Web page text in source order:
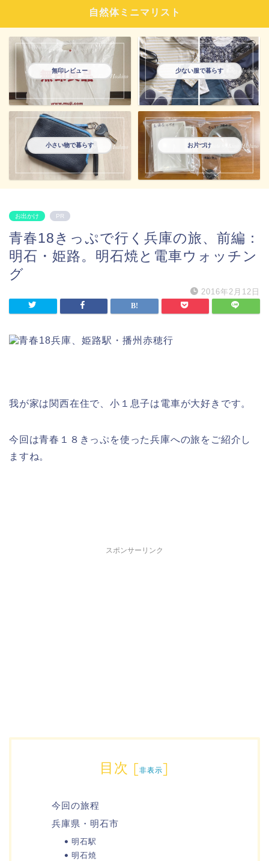
自然体ミニマリスト
無印レビュー 少ない服で暮らす
小さい物で暮らす お片づけ
お出かけ PR
青春18きっぷで行く兵庫の旅、前編：
明石・姫路。明石焼と電車ウォッチン
グ
2016年2月12日
我が家は関西在住で、小１息子は電車が大好きです。
今回は青春１８きっぷを使った兵庫への旅をご紹介し
ますね。
スポンサーリンク
目次 [非表示]
今回の旅程
兵庫県・明石市
明石駅
明石焼